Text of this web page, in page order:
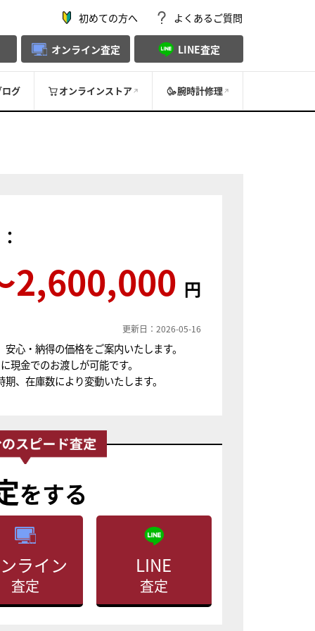
初めての方へ よくあるご質問
オンライン査定 LINE査定
ログ オンラインストア 腕時計修理
2,600,000 円
更新日：2026-05-16
心・納得の価格をご案内いたします。
現金でのお渡しが可能です。
、在庫数により変動いたします。
をする
ライン
査定
LINE
査定